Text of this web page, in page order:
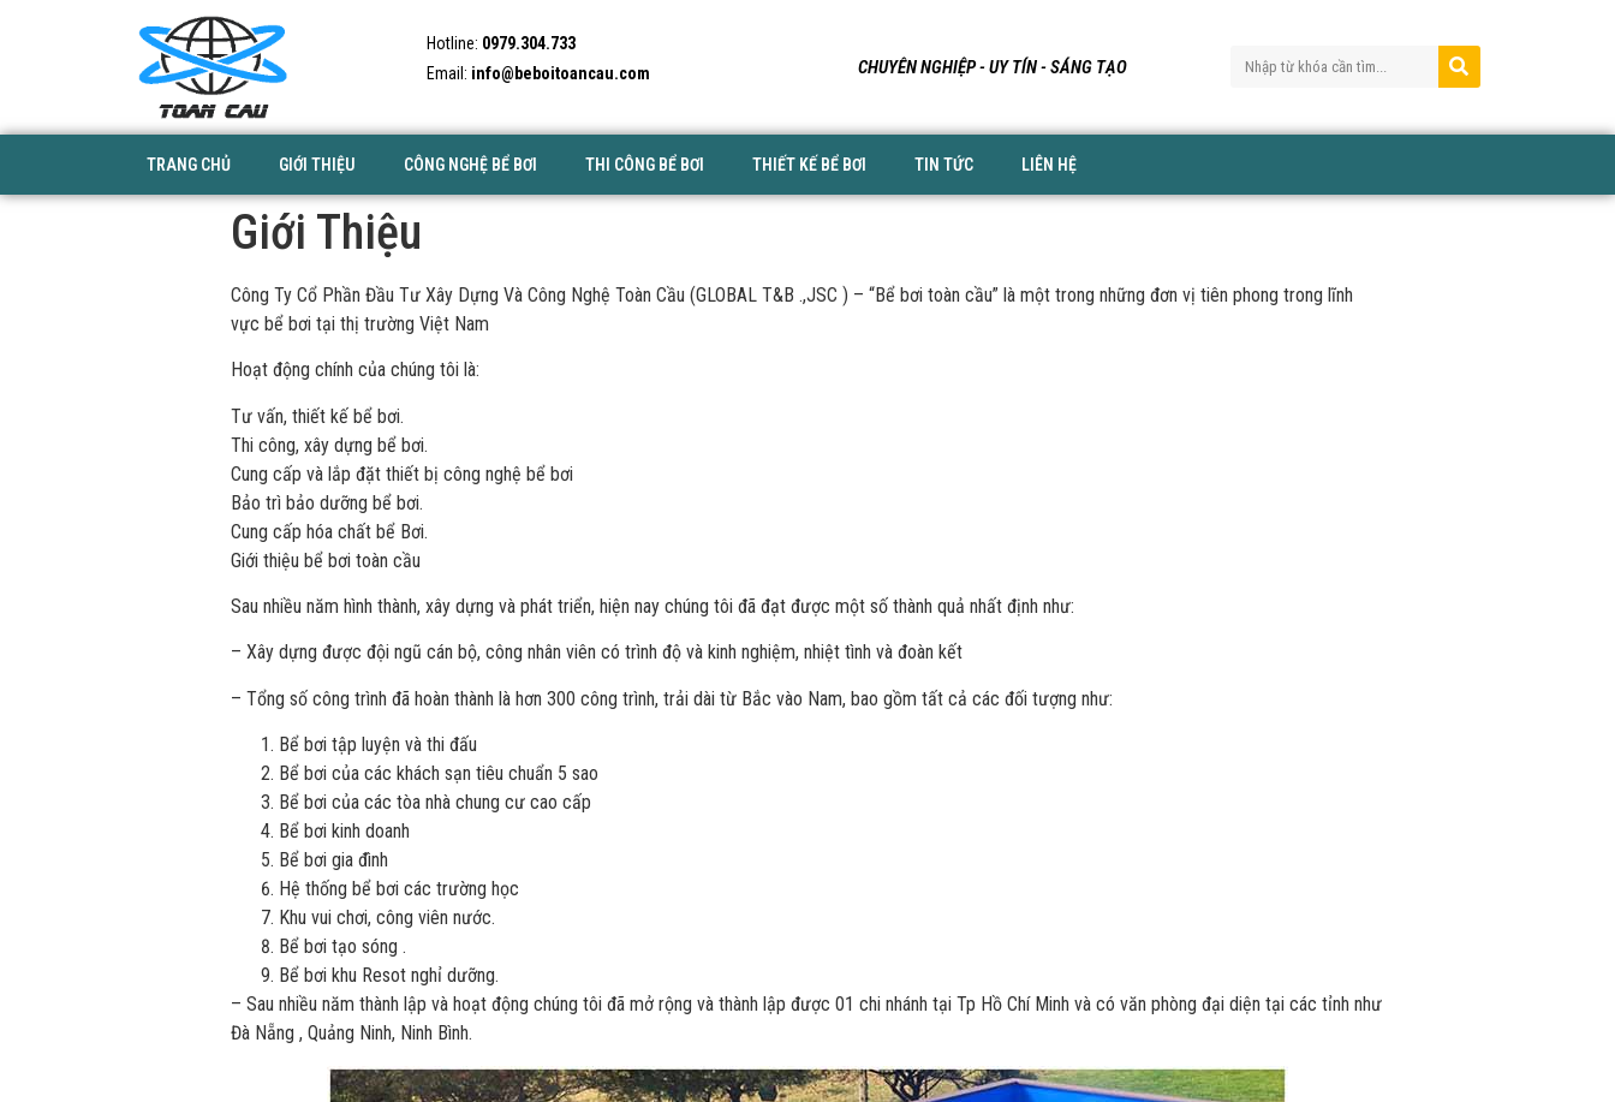
Hotline: 0979.304.733
Email: info@beboitoancau.com CHUYÊN NGHIỆP - UY TÍN - SÁNG TẠO
TRANG CHỦ GIỚI THIỆU CÔNG NGHỆ BỂ BƠI THI CÔNG BỂ BƠI THIẾT KẾ BỂ BƠI TIN TỨC LIÊN HỆ
Giới Thiệu
Công Ty Cổ Phần Đầu Tư Xây Dựng Và Công Nghệ Toàn Cầu (GLOBAL T&B .,JSC ) – “Bể bơi toàn cầu” là một trong những đơn vị tiên phong trong lĩnh
vực bể bơi tại thị trường Việt Nam
Hoạt động chính của chúng tôi là:
Tư vấn, thiết kế bể bơi.
Thi công, xây dựng bể bơi.
Cung cấp và lắp đặt thiết bị công nghệ bể bơi
Bảo trì bảo dưỡng bể bơi.
Cung cấp hóa chất bể Bơi.
Giới thiệu bể bơi toàn cầu
Sau nhiều năm hình thành, xây dựng và phát triển, hiện nay chúng tôi đã đạt được một số thành quả nhất định như:
– Xây dựng được đội ngũ cán bộ, công nhân viên có trình độ và kinh nghiệm, nhiệt tình và đoàn kết
– Tổng số công trình đã hoàn thành là hơn 300 công trình, trải dài từ Bắc vào Nam, bao gồm tất cả các đối tượng như:
Bể bơi tập luyện và thi đấu
Bể bơi của các khách sạn tiêu chuẩn 5 sao
Bể bơi của các tòa nhà chung cư cao cấp
Bể bơi kinh doanh
Bể bơi gia đình
Hệ thống bể bơi các trường học
Khu vui chơi, công viên nước.
Bể bơi tạo sóng .
Bể bơi khu Resot nghỉ dưỡng.
– Sau nhiều năm thành lập và hoạt động chúng tôi đã mở rộng và thành lập được 01 chi nhánh tại Tp Hồ Chí Minh và có văn phòng đại diện tại các tỉnh như
Đà Nẵng , Quảng Ninh, Ninh Bình.